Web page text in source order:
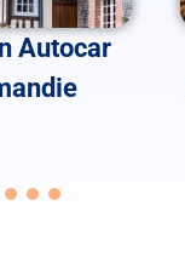
Autocar